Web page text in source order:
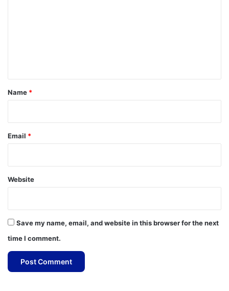
*
Name *
Email *
Website
Save my name, email, and website in this browser for the next
time I comment.